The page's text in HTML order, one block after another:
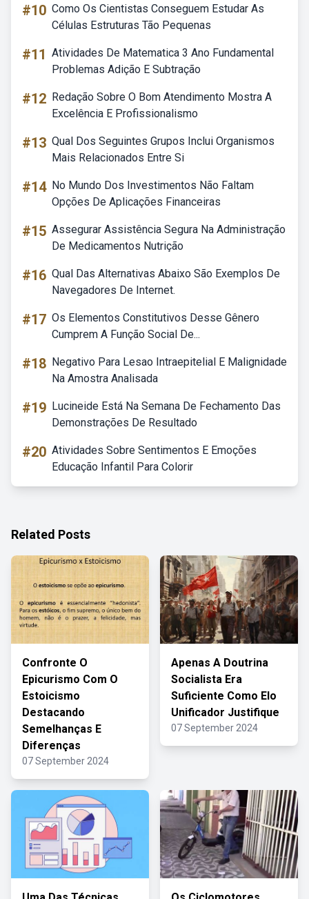
#10 Como Os Cientistas Conseguem Estudar As
Células Estruturas Tão Pequenas
#11 Atividades De Matematica 3 Ano Fundamental
Problemas Adição E Subtração
#12 Redação Sobre O Bom Atendimento Mostra A
Excelência E Profissionalismo
#13 Qual Dos Seguintes Grupos Inclui Organismos
Mais Relacionados Entre Si
#14 No Mundo Dos Investimentos Não Faltam
Opções De Aplicações Financeiras
#15 Assegurar Assistência Segura Na Administração
De Medicamentos Nutrição
#16 Qual Das Alternativas Abaixo São Exemplos De
Navegadores De Internet.
#17 Os Elementos Constitutivos Desse Gênero
Cumprem A Função Social De...
#18 Negativo Para Lesao Intraepitelial E Malignidade
Na Amostra Analisada
#19 Lucineide Está Na Semana De Fechamento Das
Demonstrações De Resultado
#20 Atividades Sobre Sentimentos E Emoções
Educação Infantil Para Colorir
Related Posts
Confronte O
Epicurismo Com O
Estoicismo
Destacando
Semelhanças E
Diferenças
07 September 2024
Apenas A Doutrina
Socialista Era
Suficiente Como Elo
Unificador Justifique
07 September 2024